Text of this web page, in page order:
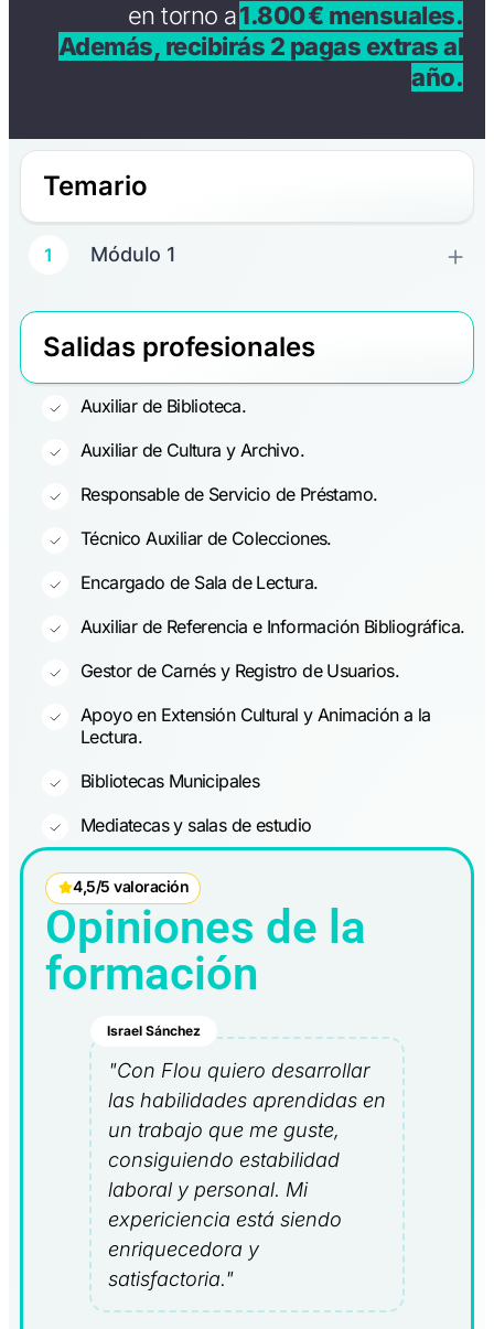
en torno a1.800 € mensuales.
Además, recibirás 2 pagas extras al
año.
Temario
1 Módulo 1
Salidas profesionales
Auxiliar de Biblioteca.
Auxiliar de Cultura y Archivo.
Responsable de Servicio de Préstamo.
Técnico Auxiliar de Colecciones.
Encargado de Sala de Lectura.
Auxiliar de Referencia e Información Bibliográfica.
Gestor de Carnés y Registro de Usuarios.
Apoyo en Extensión Cultural y Animación a la
Lectura.
Bibliotecas Municipales
Mediatecas y salas de estudio
4,5/5 valoración
Opiniones de la
formación
Israel Sánchez
"Con Flou quiero desarrollar
las habilidades aprendidas en
un trabajo que me guste,
consiguiendo estabilidad
laboral y personal. Mi
expericiencia está siendo
enriquecedora y
satisfactoria."